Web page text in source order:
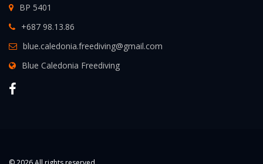
BP 5401
+687 98.13.86
blue.caledonia.freediving@gmail.com
Blue Caledonia Freediving